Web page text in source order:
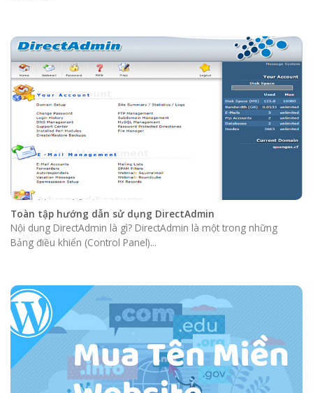
Toàn tập hướng dẫn sử dụng DirectAdmin
Nội dung DirectAdmin là gì? DirectAdmin là một trong những
Bảng điều khiển (Control Panel)...